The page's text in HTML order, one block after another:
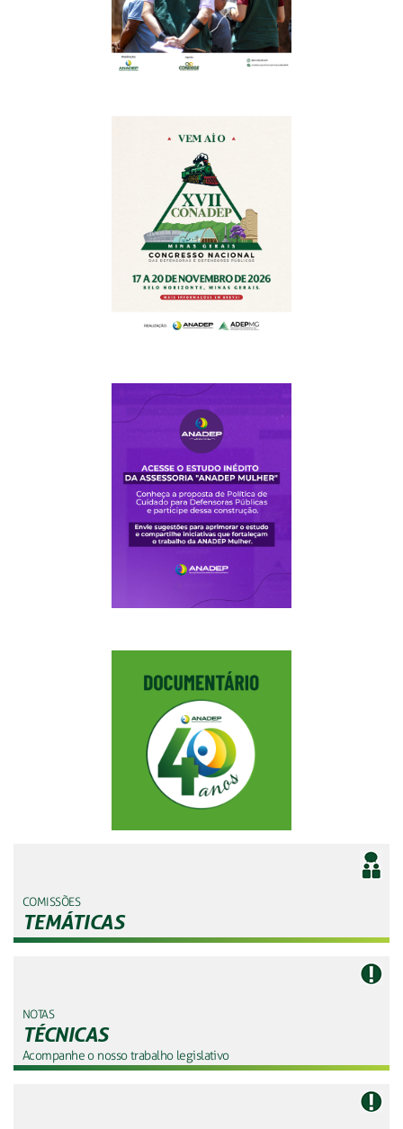
COMISSÕES
TEMÁTICAS
NOTAS
TÉCNICAS
Acompanhe o nosso trabalho legislativo